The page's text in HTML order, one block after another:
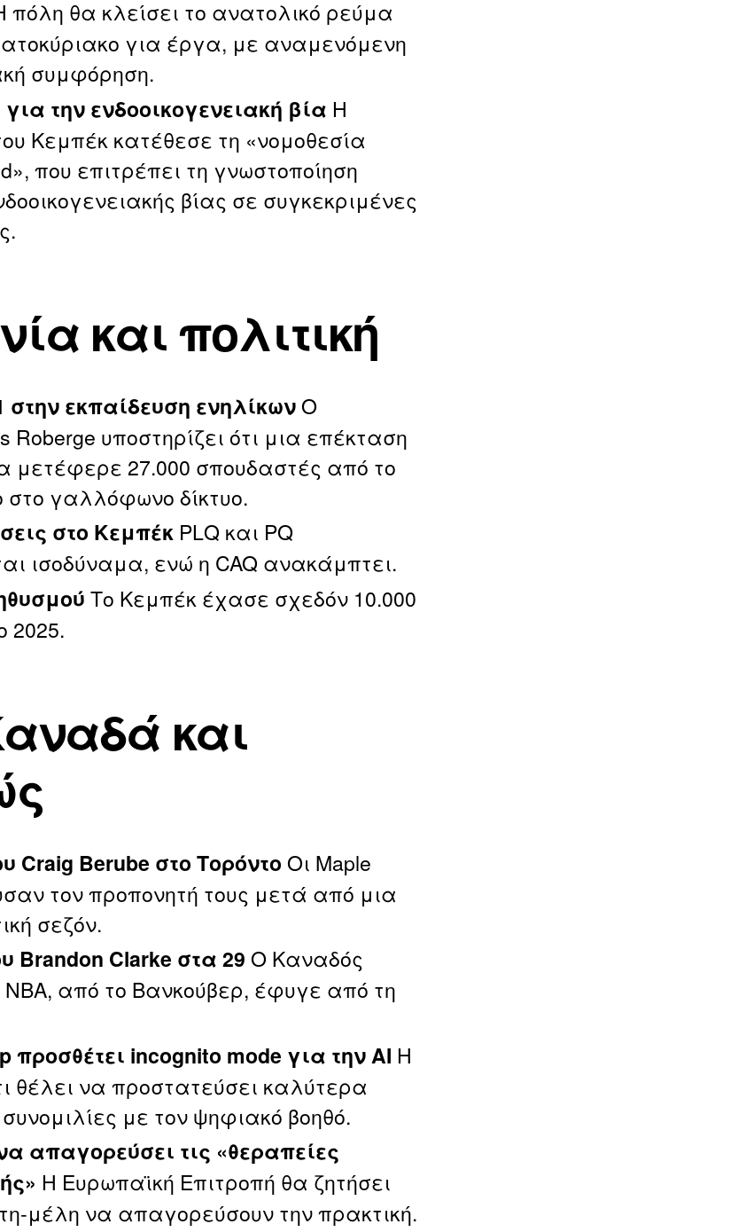
πόλη θα κλείσει το ανατολικό ρεύμα
για έργα, με αναμενόμενη
συμφόρηση.
την ενδοοικογενειακή βία Η
Κεμπέκ κατέθεσε τη «νομοθεσία
που επιτρέπει τη γνωστοποίηση
βίας σε συγκεκριμένες
και πολιτική
στην εκπαίδευση ενηλίκωνΟ
Roberge υποστηρίζει ότι μια επέκταση
μετέφερε 27.000 σπουδαστές από το
γαλλόφωνο δίκτυο.
στο Κεμπέκ PLQ και PQ
ισοδύναμα, ενώ η CAQ ανακάμπτει.
Το Κεμπέκ έχασε σχεδόν 10.000
2025.
και
Craig Berube στο Τορόντο Οι Maple
τον προπονητή τους μετά από μια
σεζόν.
Brandon Clarke στα 29 Ο Καναδός
NBA, από το Βανκούβερ, έφυγε από τη
προσθέτει incognito mode για την AI Η
θέλει να προστατεύσει καλύτερα
με τον ψηφιακό βοηθό.
απαγορεύσει τις «θεραπείες
Η Ευρωπαϊκή Επιτροπή θα ζητήσει
να απαγορεύσουν την πρακτική.